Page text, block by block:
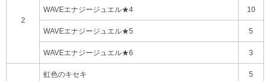
2
WAVEエナジージュエル★4 10
WAVEエナジージュエル★5 5
WAVEエナジージュエル★6 3
虹色のキセキ 5